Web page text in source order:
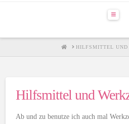
HOMEHILFSMITTEL UND
Hilfsmittel und
Ab und zu benutze ich auch mal